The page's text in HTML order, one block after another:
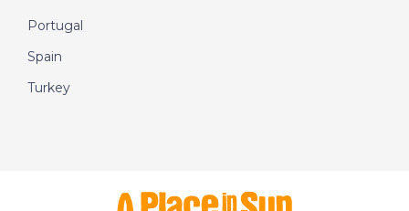
Portugal
Spain
Turkey